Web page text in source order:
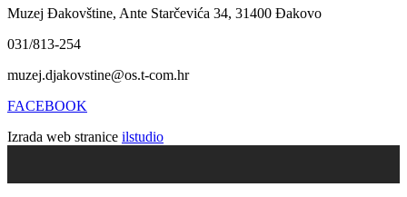
Muzej Đakovštine, Ante Starčevića 34, 31400 Đakovo
031/813-254
muzej.djakovstine@os.t-com.hr
FACEBOOK
Izrada web stranice ilstudio